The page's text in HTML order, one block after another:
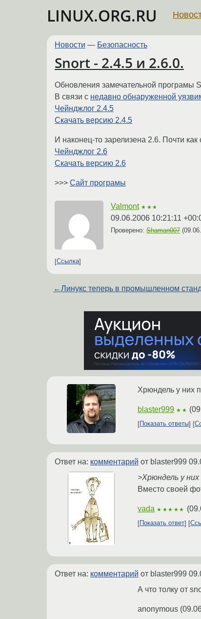
LINUX.ORG.RU
Новости — Безопасность
Snort - 2.4.5 и 2.6.0.
Обновления замечательной програмы
В связи с недавно обнаруженной
Чейнджлог 2.4.5
Скачать версию 2.4.5
И наконец-то зарелизена 2.6. Почти
Чейнджлог 2.6
Скачать версию 2.6
>>> Сайт програмы
Valmont ★★★
09.06.2006 10:21:11
Проверено: Shaman007 (
Ссылка
←Линукс теперь в промышленном
Хрюндель у них
blaster999 ★★ (
Показать ответы
Ответ на: комментарий от blaster999
>Хрюндель у
Вместо своей
vada ★★★★★ (
Показать ответ
Ответ на: комментарий от blaster999
А что толку от
anonymous (